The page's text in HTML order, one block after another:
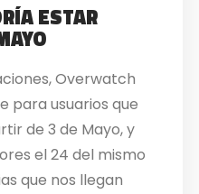
ESTAR
Overwatch
para usuarios que
de 3 de Mayo, y
el 24 del mismo
que nos llegan